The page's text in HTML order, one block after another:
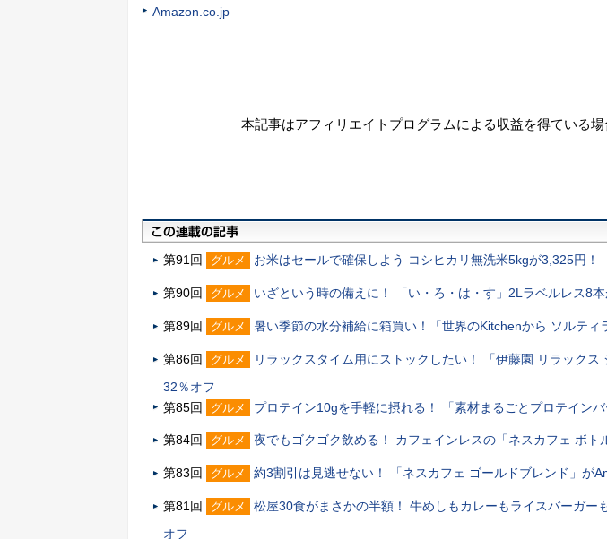
Amazon.co.jp
本記事はアフィリエイトプログラムによる収益を得ている
第91回 グルメ お米はセールで確保しよう コシヒカリ無洗米5kgが3,325円！
第90回 グルメ いざという時の備えに！ 「い・ろ・は・す」2Lラベルレス8
第89回 グルメ 暑い季節の水分補給に箱買い！「世界のKitchenから ソルティ
第86回 グルメ
リラックスタイム用にストックしたい！ 「伊藤園 リラックス
32％オフ
第85回
グルメ プロテイン10gを手軽に摂れる！ 「素材まるごとプロテイン
第84回 グルメ 夜でもゴクゴク飲める！ カフェインレスの「ネスカフェ ボト
第83回 グルメ 約3割引は見逃せない！ 「ネスカフェ ゴールドブレンド」が
第81回 グルメ
松屋30食がまさかの半額！ 牛めしもカレーもライスバーガー
オフ